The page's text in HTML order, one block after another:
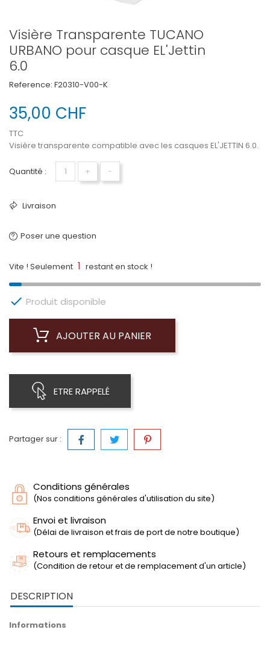
Visière Transparente TUCANO
URBANO pour casque EL'Jettin
6.0
Reference: F20310-V00-K
35,00 CHF
TTC
Visière transparente compatible avec les casques EL'JETTIN 6.0.
Quantité : + −
Livraison
Poser une question
Vite ! Seulement 1 restant en stock !
 Produit disponible
AJOUTER AU PANIER
ETRE RAPPELÉ
Partager sur :
Conditions générales
(Nos conditions générales d'utilisation du site)
Envoi et livraison
(Délai de livraison et frais de port de notre boutique)
Retours et remplacements
(Condition de retour et de remplacement d'un article)
DESCRIPTION
Informations